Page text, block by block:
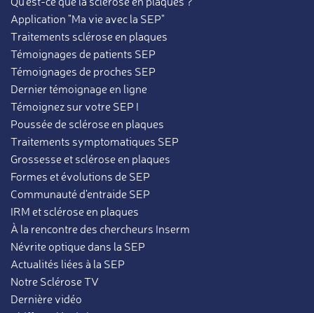
Application "Ma vie avec la SEP"
Traitements sclérose en plaques
Témoignages de patients SEP
Témoignages de proches SEP
Dernier témoignage en ligne
Témoignez sur votre SEP !
Poussée de sclérose en plaques
Traitements symptomatiques SEP
Grossesse et sclérose en plaques
Formes et évolutions de SEP
Communauté d'entraide SEP
IRM et sclérose en plaques
À la rencontre des chercheurs Inserm
Névrite optique dans la SEP
Actualités liées à la SEP
Notre Sclérose TV
Dernière vidéo